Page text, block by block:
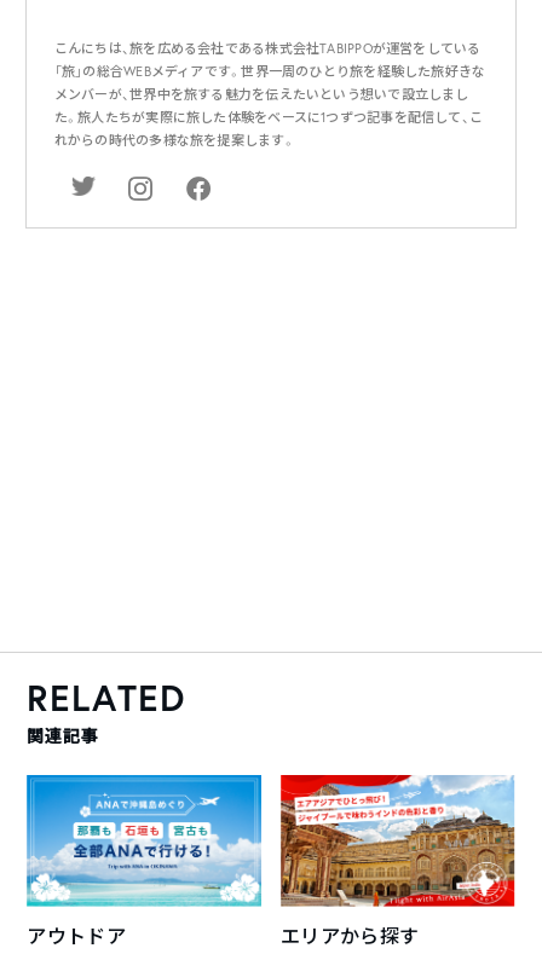
こんにちは、旅を広める会社である株式会社TABIPPOが運営をしている
「旅」の総合WEBメディアです。世界一周のひとり旅を経験した旅好きな
メンバーが、世界中を旅する魅力を伝えたいという想いで設立しまし
た。旅人たちが実際に旅した体験をベースに1つずつ記事を配信して、こ
れからの時代の多様な旅を提案します。
RELATED
関連記事
アウトドア エリアから探す